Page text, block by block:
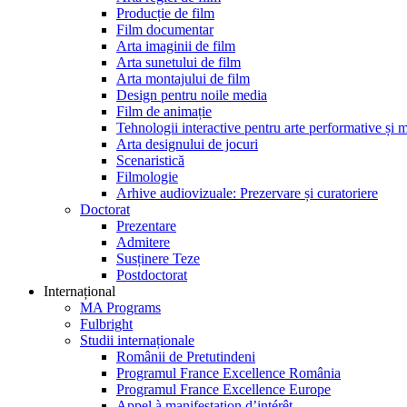
Producție de film
Film documentar
Arta imaginii de film
Arta sunetului de film
Arta montajului de film
Design pentru noile media
Film de animație
Tehnologii interactive pentru arte performative și
Arta designului de jocuri
Scenaristică
Filmologie
Arhive audiovizuale: Prezervare și curatoriere
Doctorat
Prezentare
Admitere
Susținere Teze
Postdoctorat
Internațional
MA Programs
Fulbright
Studii internaționale
Românii de Pretutindeni
Programul France Excellence România
Programul France Excellence Europe